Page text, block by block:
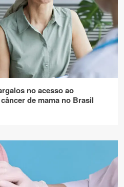
no acesso ao
de mama no Brasil